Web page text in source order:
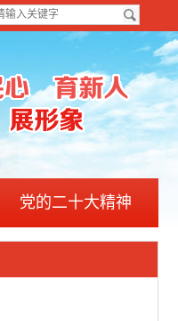
党的二十大精神